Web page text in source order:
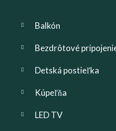
Balkón
Bezdrôtové
Detská postieľka
Kúpeľňa
LED TV